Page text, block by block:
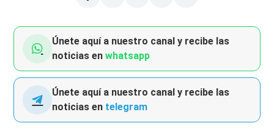
Únete aquí a nuestro canal y recibe las
noticias enwhatsapp
Únete aquí a nuestro canal y recibe las
noticias en telegram